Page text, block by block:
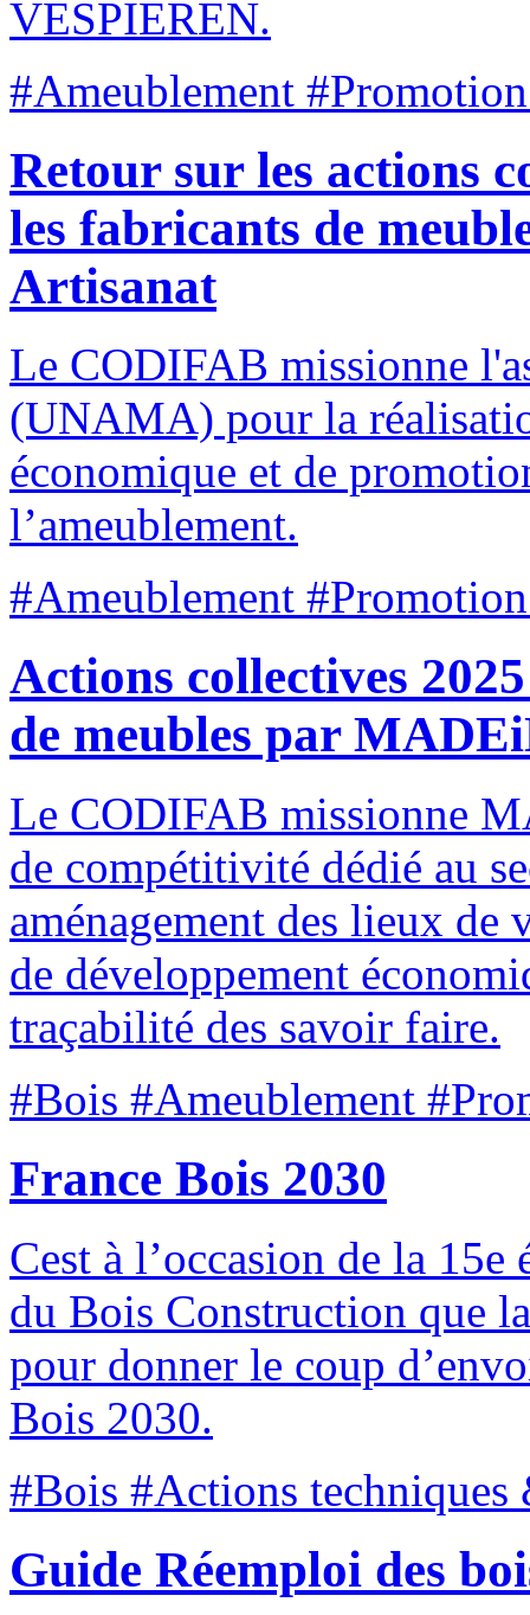
VESPIEREN.
#Ameublement
Retour sur les actions
les fabricants de
Artisanat
Le CODIFAB missionne
(UNAMA) pour la
économique et de
l’ameublement.
#Ameublement
Actions collectives
de meubles par
Le CODIFAB missionne
de compétitivité dédié au
aménagement des lieux
de développement
traçabilité des savoir faire.
#Bois #Ameublement
France Bois 2030
Cest à l’occasion de la
du Bois Construction que
pour donner le coup
Bois 2030.
#Bois #Actions techniques
Guide Réemploi des